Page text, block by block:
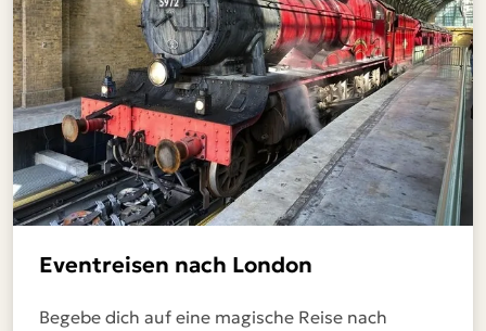
Eventreisen nach London
Begebe dich auf eine magische Reise nach